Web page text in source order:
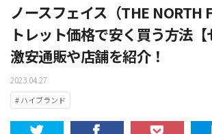
ノースフェイス（THE NORTH
トレット価格で安く買う方法【
激安通販や店舗を紹介！
2023.04.27
# ハイブランド